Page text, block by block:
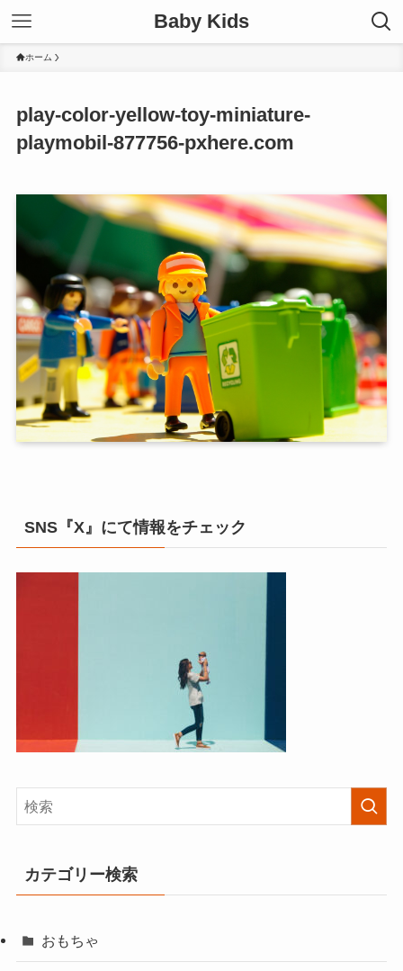
Baby Kids
ホーム
play-color-yellow-toy-miniature-
playmobil-877756-pxhere.com
SNS『X』にて情報をチェック
カテゴリー検索
おもちゃ